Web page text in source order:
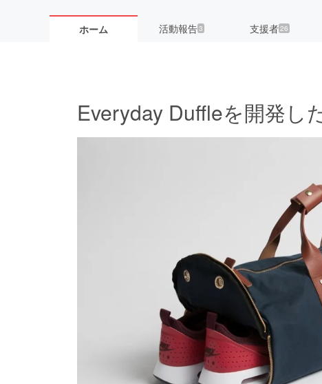
ホーム 活動報告3 支援者26
Everyday Duffleを開発し